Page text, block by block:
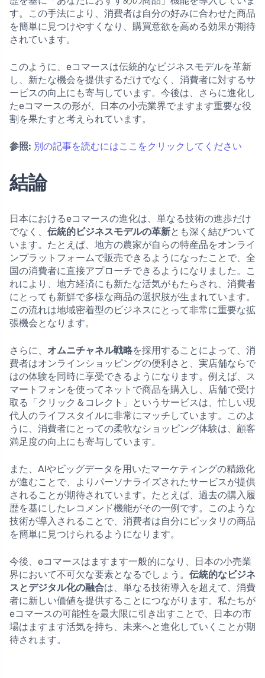
す。この手法により、消費者は自分の好みに合わせた商品
を簡単に見つけやすくなり、購買意欲を高める効果が期待
されています。
このように、eコマースは伝統的なビジネスモデルを革新
し、新たな機会を提供するだけでなく、消費者に対するサ
ービスの向上にも寄与しています。今後は、さらに進化し
たeコマースの形が、日本の小売業界でますます重要な役
割を果たすと考えられています。
参照: 別の記事を読むにはここをクリックしてください
結論
日本におけるeコマースの進化は、単なる技術の進歩だけ
でなく、 伝統的ビジネスモデルの革新とも深く結びついて
います。たとえば、地方の農家が自らの特産品をオンライ
ンプラットフォームで販売できるようになったことで、全
国の消費者に直接アプローチできるようになりました。こ
れにより、地方経済にも新たな活気がもたらされ、消費者
にとっても新鮮で多様な商品の選択肢が生まれています。
この流れは地域密着型のビジネスにとって非常に重要な拡
張機会となります。
さらに、 オムニチャネル戦略を採用することによって、消
費者はオンラインショッピングの便利さと、実店舗ならで
はの体験を同時に享受できるようになります。例えば、ス
マートフォンを使ってネットで商品を購入し、店舗で受け
取る「クリック＆コレクト」というサービスは、忙しい現
代人のライフスタイルに非常にマッチしています。このよ
うに、消費者にとっての柔軟なショッピング体験は、顧客
満足度の向上にも寄与しています。
また、AIやビッグデータを用いたマーケティングの精緻化
が進むことで、よりパーソナライズされたサービスが提供
されることが期待されています。たとえば、過去の購入履
歴を基にしたレコメンド機能がその一例です。このような
技術が導入されることで、消費者は自分にピッタリの商品
を簡単に見つけられるようになります。
今後、eコマースはますます一般的になり、日本の小売業
界において不可欠な要素となるでしょう。 伝統的なビジネ
スとデジタル化の融合は、単なる技術導入を超えて、消費
者に新しい価値を提供することにつながります。私たちが
eコマースの可能性を最大限に引き出すことで、日本の市
場はますます活気を持ち、未来へと進化していくことが期
待されます。